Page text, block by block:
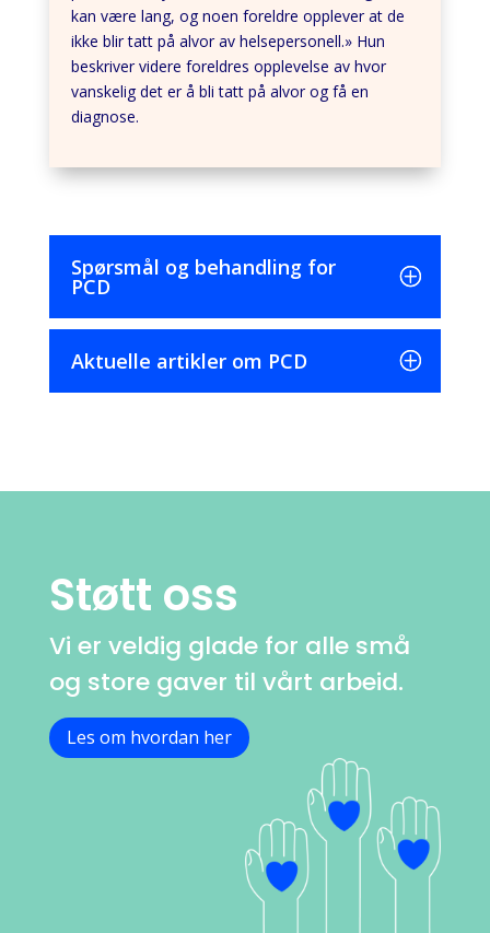
kan være lang, og noen foreldre opplever at de
ikke blir tatt på alvor av helsepersonell.» Hun
beskriver videre foreldres opplevelse av hvor
vanskelig det er å bli tatt på alvor og få en
diagnose.
Spørsmål og behandling for
PCD
Aktuelle artikler om PCD
Støtt oss
Vi er veldig glade for alle små
og store gaver til vårt arbeid.
Les om hvordan her